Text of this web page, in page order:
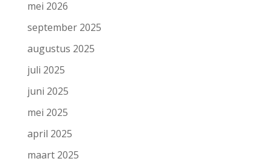
mei 2026
september 2025
augustus 2025
juli 2025
juni 2025
mei 2025
april 2025
maart 2025